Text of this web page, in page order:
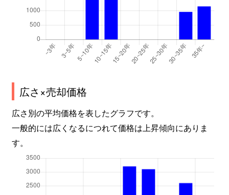
広さ×売却価格
広さ別の平均価格を表したグラフです。
一般的には広くなるにつれて価格は上昇傾向にありま
す。